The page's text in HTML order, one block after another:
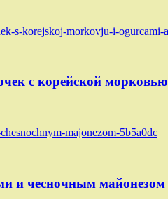
с корейской
и чесночным майонезом